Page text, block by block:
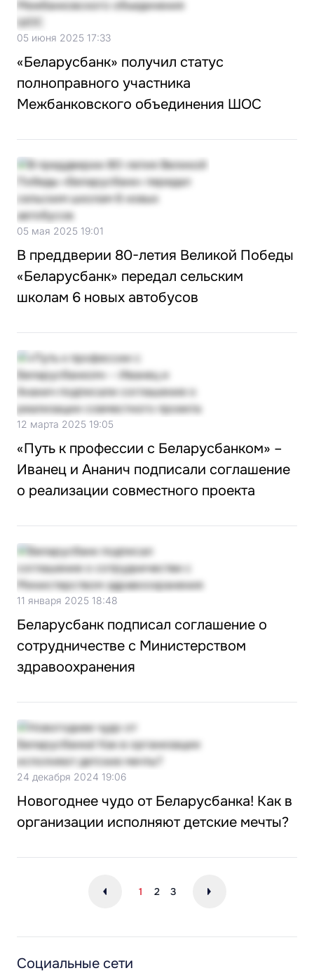
05 июня 2025 17:33
«Беларусбанк» получил статус
полноправного участника
Межбанковского объединения ШОС
05 мая 2025 19:01
В преддверии 80-летия Великой Победы
«Беларусбанк» передал сельским
школам 6 новых автобусов
12 марта 2025 19:05
«Путь к профессии с Беларусбанком» –
Иванец и Ананич подписали соглашение
о реализации совместного проекта
11 января 2025 18:48
Беларусбанк подписал соглашение о
сотрудничестве с Министерством
здравоохранения
24 декабря 2024 19:06
Новогоднее чудо от Беларусбанка! Как в
организации исполняют детские мечты?
1 2 3
Социальные сети